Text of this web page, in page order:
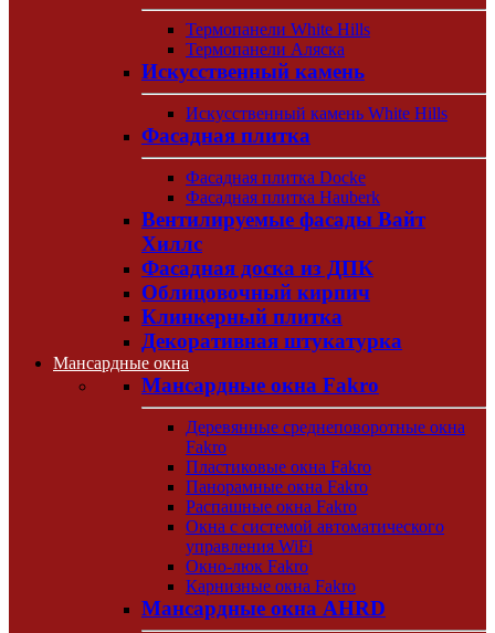
Термопанели White Hills
Термопанели Аляска
Искусственный камень
Искусственный камень White Hills
Фасадная плитка
Фасадная плитка Docke
Фасадная плитка Hauberk
Вентилируемые фасады Вайт
Хиллс
Фасадная доска из ДПК
Облицовочный кирпич
Клинкерный плитка
Декоративная штукатурка
Мансардные окна
Мансардные окна Fakro
Деревянные среднеповоротные окна
Fakro
Пластиковые окна Fakro
Панорамные окна Fakro
Распашные окна Fakro
Окна с системой автоматического
управления WiFi
Окно-люк Fakro
Карнизные окна Fakro
Мансардные окна AHRD